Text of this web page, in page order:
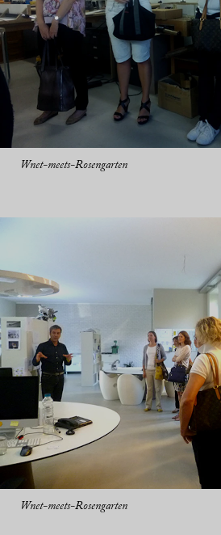
Wnet-meets-Rosengarten
Wnet-meets-Rosengarten